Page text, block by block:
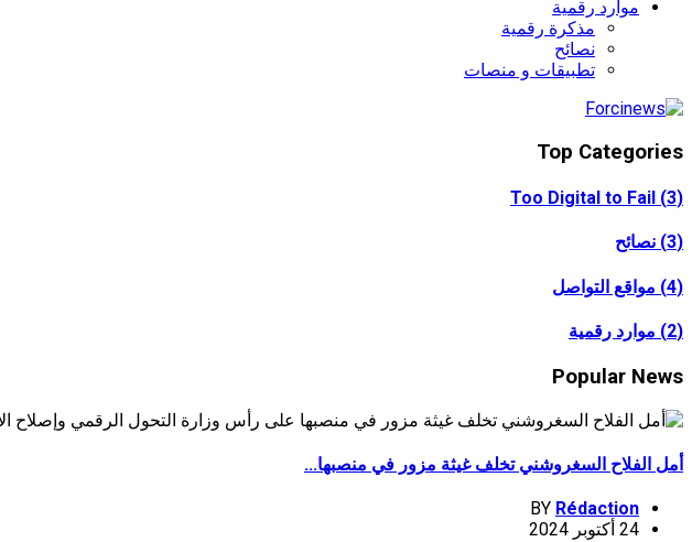
موارد رقمية
مذكرة رقمية
نصائح
تطبيقات و منصات
Top Categories
(3)
(3) نصائح
(4) مواقع التواصل
(2) موارد رقمية
Popular News
أمل الفلاح السغروشني تخلف غيثة مزور في منصبها...
BY Rédaction
24 أكتوبر 2024